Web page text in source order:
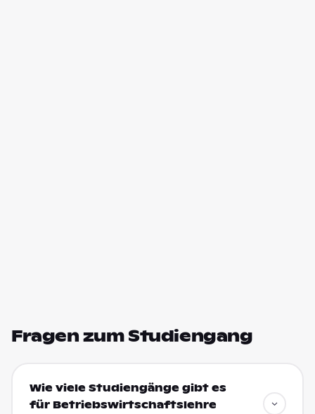
Fragen zum Studiengang
Wie viele Studiengänge gibt es
für Betriebswirtschaftslehre